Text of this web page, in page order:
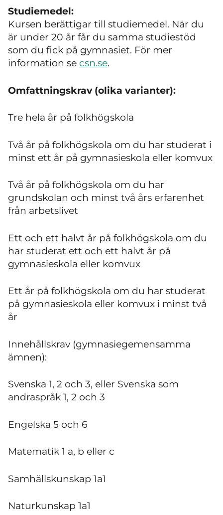
Studiemedel:
Kursen berättigar till studiemedel. När du
är under 20 år får du samma studiestöd
som du fick på gymnasiet. För mer
information se csn.se.
Omfattningskrav (olika varianter):
Tre hela år på folkhögskola
Två år på folkhögskola om du har studerat i
minst ett år på gymnasieskola eller komvux
Två år på folkhögskola om du har
grundskolan och minst två års erfarenhet
från arbetslivet
Ett och ett halvt år på folkhögskola om du
har studerat ett och ett halvt år på
gymnasieskola eller komvux
Ett år på folkhögskola om du har studerat
på gymnasieskola eller komvux i minst två
år
Innehållskrav (gymnasiegemensamma
ämnen):
Svenska 1, 2 och 3, eller Svenska som
andraspråk 1, 2 och 3
Engelska 5 och 6
Matematik 1 a, b eller c
Samhällskunskap 1a1
Naturkunskap 1a1